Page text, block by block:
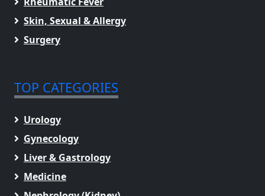
Skin, Sexual & Allergy
Surgery
TOP CATEGORIES
Urology
Gynecology
Liver & Gastrology
Medicine